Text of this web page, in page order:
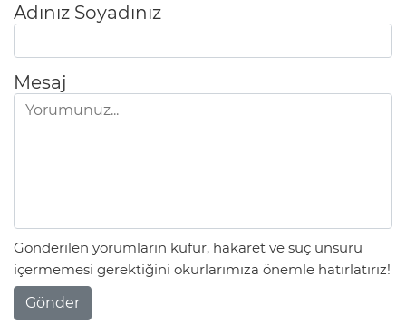
Adınız Soyadınız
Mesaj
Gönderilen yorumların küfür, hakaret ve suç unsuru
içermemesi gerektiğini okurlarımıza önemle hatırlatırız!
Gönder